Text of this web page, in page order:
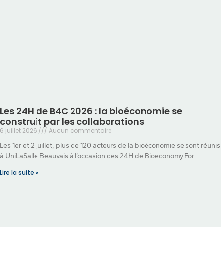
Les 24H de B4C 2026 : la bioéconomie se
construit par les collaborations
6 juillet 2026
Aucun commentaire
Les 1er et 2 juillet, plus de 120 acteurs de la bioéconomie se sont réunis
à UniLaSalle Beauvais à l’occasion des 24H de Bioeconomy For
Lire la suite »